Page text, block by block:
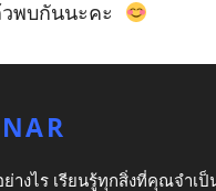
พบกันนะคะ
างไร เรียนรู้ทุกสิ่งที่คุณจำเป็